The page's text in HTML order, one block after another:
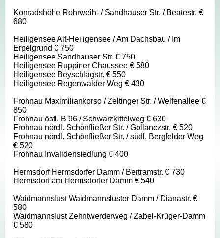
Konradshöhe Rohrweih- / Sandhauser Str. / Beatestr. €
680
Heiligensee Alt-Heiligensee / Am Dachsbau / Im
Erpelgrund € 750
Heiligensee Sandhauser Str. € 750
Heiligensee Ruppiner Chaussee € 580
Heiligensee Beyschlagstr. € 550
Heiligensee Regenwalder Weg € 430
Frohnau Maximiliankorso / Zeltinger Str. / Welfenallee €
850
Frohnau östl. B 96 / Schwarzkittelweg € 630
Frohnau nördl. Schönfließer Str. / Gollanczstr. € 520
Frohnau nördl. Schönfließer Str. / südl. Bergfelder Weg
€ 520
Frohnau Invalidensiedlung € 400
Hermsdorf Hermsdorfer Damm / Bertramstr. € 730
Hermsdorf am Hermsdorfer Damm € 540
Waidmannslust Waidmannsluster Damm / Dianastr. €
580
Waidmannslust Zehntwerderweg / Zabel-Krüger-Damm
€ 580